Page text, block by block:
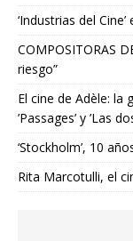
‘Industrias del
COMPOSITORAS
riesgo”
El cine de Adèle: la
’Passages’ y ’Las
‘Stockholm’, 10
Rita Marcotulli, el